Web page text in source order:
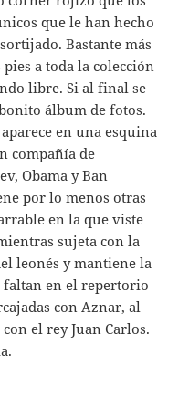
que le han hecho
Bastante más
a toda la colección
libre. Si al final se
álbum de fotos.
en una esquina
compañía de
Obama y Ban
por lo menos otras
en la que viste
sujeta con la
leonés y mantiene la
faltan en el repertorio
con Aznar, al
el rey Juan Carlos.